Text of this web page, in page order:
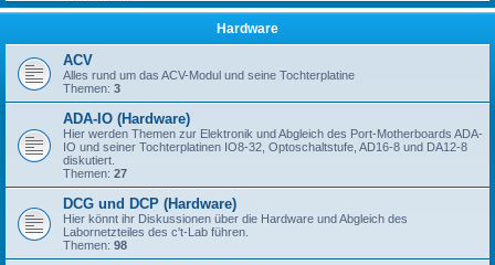
Hardware
ACV
Alles rund um das ACV-Modul und seine Tochterplatine
Themen: 3
ADA-IO (Hardware)
Hier werden Themen zur Elektronik und Abgleich des Port-Motherboards ADA-
IO und seiner Tochterplatinen IO8-32, Optoschaltstufe, AD16-8 und DA12-8
diskutiert.
Themen: 27
DCG und DCP (Hardware)
Hier könnt ihr Diskussionen über die Hardware und Abgleich des
Labornetzteiles des c't-Lab führen.
Themen: 98